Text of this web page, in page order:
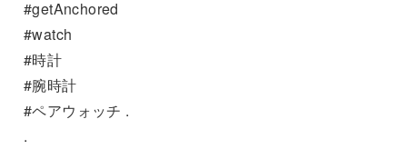
#getAnchored
#watch
#時計
#腕時計
#ペアウォッチ .
.